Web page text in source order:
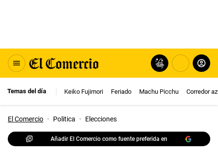
Temas del día Keiko Fujimori Feriado Machu Picchu Corredor
El Comercio · Politica · Elecciones
Añadir El Comercio como fuente preferida en